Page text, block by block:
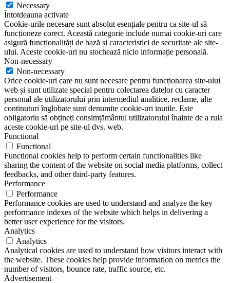
Necessary
Întotdeauna activate
Cookie-urile necesare sunt absolut esențiale pentru ca site-ul să
funcționeze corect. Această categorie include numai cookie-uri care
asigură funcționalități de bază și caracteristici de securitate ale site-
ului. Aceste cookie-uri nu stochează nicio informație personală.
Non-necessary
Non-necessary
Orice cookie-uri care nu sunt necesare pentru funcționarea site-ului
web și sunt utilizate special pentru colectarea datelor cu caracter
personal ale utilizatorului prin intermediul analitice, reclame, alte
conținuturi înglobate sunt denumite cookie-uri inutile. Este
obligatoriu să obțineți consimțământul utilizatorului înainte de a rula
aceste cookie-uri pe site-ul dvs. web.
Functional
Functional
Functional cookies help to perform certain functionalities like
sharing the content of the website on social media platforms, collect
feedbacks, and other third-party features.
Performance
Performance
Performance cookies are used to understand and analyze the key
performance indexes of the website which helps in delivering a
better user experience for the visitors.
Analytics
Analytics
Analytical cookies are used to understand how visitors interact with
the website. These cookies help provide information on metrics the
number of visitors, bounce rate, traffic source, etc.
Advertisement